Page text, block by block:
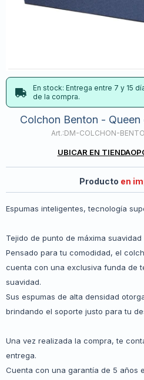
En stock: Entrega entre 7 y 15
de la compra.
Colchon Benton -
DM-COLCHON-
UBICAR EN TIENDA
Producto en
Espumas inteligentes, tecnología
Tejido de punto de máxima suavidad
Pensado para tu comodidad, el
cuenta con una exclusiva funda de
suavidad.
Sus espumas de alta densidad
brindando el soporte justo para tu
Una vez realizada la compra, te
entrega.
Cuenta con una garantía de 5 años